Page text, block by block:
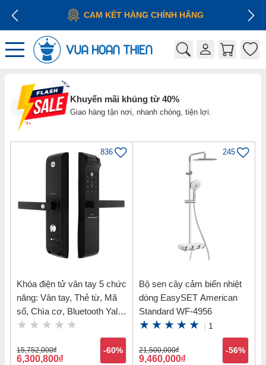
CAM KẾT HÀNG CHÍNH HÃNG
Khuyến mãi khủng từ 40%
Giao hàng tận nơi, nhanh chóng, tiện lợi.
836
Khóa điện tử vân tay 5 chức
năng: Vân tay, Thẻ từ, Mã
số, Chìa cơ, Bluetooth Yale
YDM7116 MB
15,752,000đ
6,300,800đ
-60%
245
Bộ sen cây cảm biến nhiệt
dòng EasySET American
Standard WF-4956
| 1
21,500,000đ
9,460,000đ
-56%